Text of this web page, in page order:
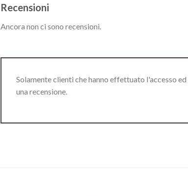
Recensioni
Ancora non ci sono recensioni.
Solamente clienti che hanno effettuato l'accesso
una recensione.